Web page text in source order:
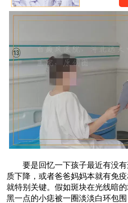
要是回忆一下孩子最近有没
质下降，或者爸爸妈妈本就有免
就特别关键。假如斑块在光线暗
黑一点的小痣被一圈淡淡白环包